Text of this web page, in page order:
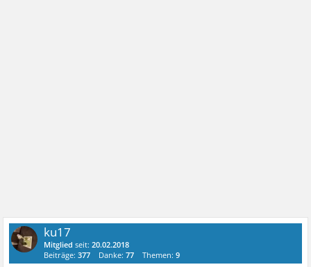
ku17
Mitglied seit:20.02.2018
Beiträge:377 Danke:77 Themen:9